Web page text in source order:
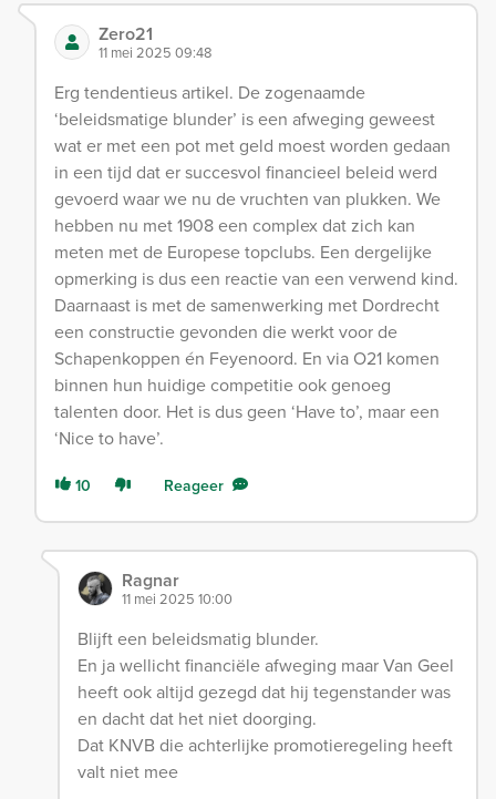
Zero21
11 mei 2025 09:48
Erg tendentieus artikel. De zogenaamde
‘beleidsmatige blunder’ is een afweging geweest
wat er met een pot met geld moest worden gedaan
in een tijd dat er succesvol financieel beleid werd
gevoerd waar we nu de vruchten van plukken. We
hebben nu met 1908 een complex dat zich kan
meten met de Europese topclubs. Een dergelijke
opmerking is dus een reactie van een verwend kind.
Daarnaast is met de samenwerking met Dordrecht
een constructie gevonden die werkt voor de
Schapenkoppen én Feyenoord. En via O21 komen
binnen hun huidige competitie ook genoeg
talenten door. Het is dus geen ‘Have to’, maar een
‘Nice to have’.
10 Reageer
Ragnar
11 mei 2025 10:00
Blijft een beleidsmatig blunder.
En ja wellicht financiële afweging maar Van Geel
heeft ook altijd gezegd dat hij tegenstander was
en dacht dat het niet doorging.
Dat KNVB die achterlijke promotieregeling heeft
valt niet mee